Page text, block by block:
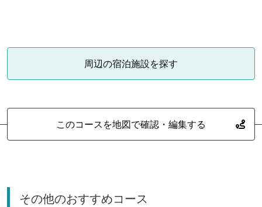
周辺の宿泊施設を探す
このコースを地図で確認・編集する
その他のおすすめコース